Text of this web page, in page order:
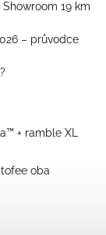
19 km
– průvodce
+ ramble XL
oba